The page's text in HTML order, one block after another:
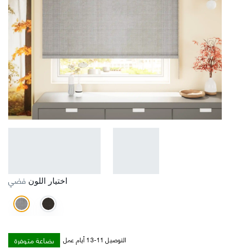
اختيار اللون فضي
بضاعة متوفرة التوصيل 11-13 أيام عمل